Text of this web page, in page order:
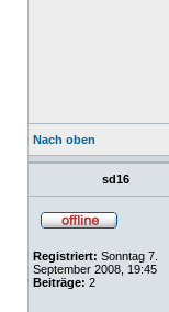
Nach oben
sd16
Registriert: Sonntag 7.
September 2008, 19:45
Beiträge: 2